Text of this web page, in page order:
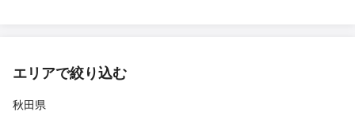
エリアで絞り込む
秋田県